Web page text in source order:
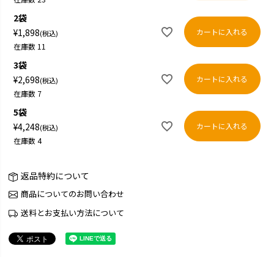
2袋
¥1,898 税込
在庫数 11
カートに入れる
3袋
¥2,698 税込
在庫数 7
カートに入れる
5袋
¥4,248 税込
在庫数4
カートに入れる
返品特約について
商品についてのお問い合わせ
送料とお支払い方法について